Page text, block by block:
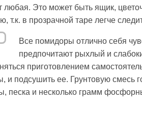
Это может быть ящик,
т.к. в прозрачной таре легче
Все помидоры отлично себя
предпочитают рыхлый и
приготовлением
подсушить ее. Грунтовую смесь
песка и несколько грамм